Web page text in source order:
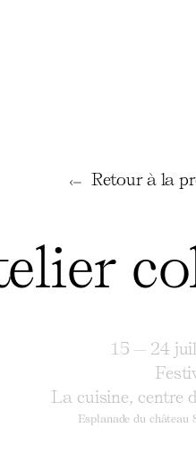
Retour à la
15 — 24
La cuisine, centre
Esplanade du château